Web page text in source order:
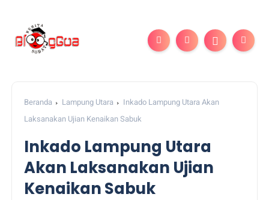
Beranda Lampung Utara
Inkado Lampung Utara Akan
Laksanakan Ujian Kenaikan Sabuk
Inkado Lampung Utara
Akan Laksanakan Ujian
Kenaikan Sabuk